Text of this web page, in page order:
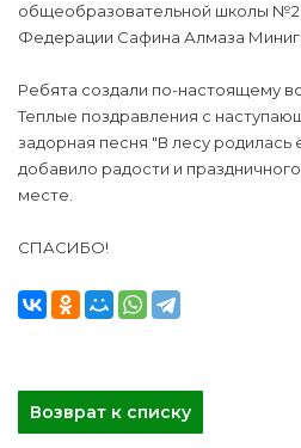
общеобразовательной школы №2
Федерации Сафина Алмаза
Ребята создали по-настоящему
Теплые поздравления с
задорная песня "В лесу родилась
добавило радости и
месте.
СПАСИБО!
Возврат к списку